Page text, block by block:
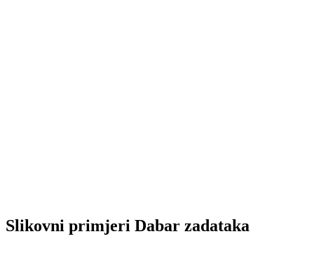
Slikovni primjeri Dabar zadataka